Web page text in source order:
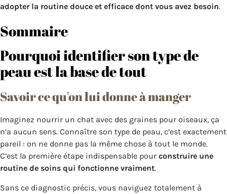
adopter la routine douce et efficace dont vous avez besoin.
Sommaire
Pourquoi identifier son type de
peau est la base de tout
Savoir ce qu'on lui donne à manger
Imaginez nourrir un chat avec des graines pour oiseaux, ça
n’a aucun sens. Connaître son type de peau, c’est exactement
pareil : on ne donne pas la même chose à tout le monde.
C’est la première étape indispensable pour construire une
routine de soins qui fonctionne vraiment.
Sans ce diagnostic précis, vous naviguez totalement à